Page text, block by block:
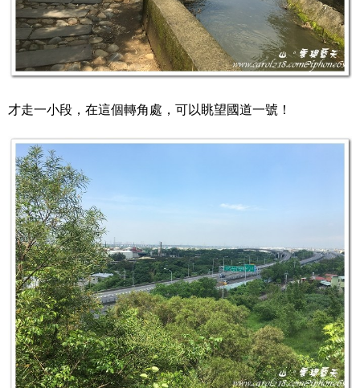
才走一小段，在這個轉角處，可以眺望國道一號！